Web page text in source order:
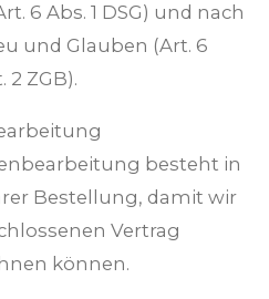
6 Abs. 1 DSG) und nach
und Glauben (Art. 6
2 ZGB).
besteht in
Bestellung, damit wir
Vertrag
können.